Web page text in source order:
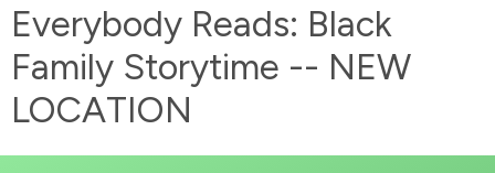
Everybody Reads: Black
Family Storytime -- NEW
LOCATION